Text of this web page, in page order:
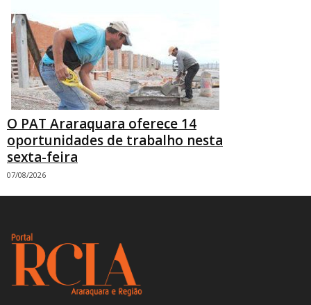
O PAT Araraquara oferece 14
oportunidades de trabalho nesta
sexta-feira
07/08/2026